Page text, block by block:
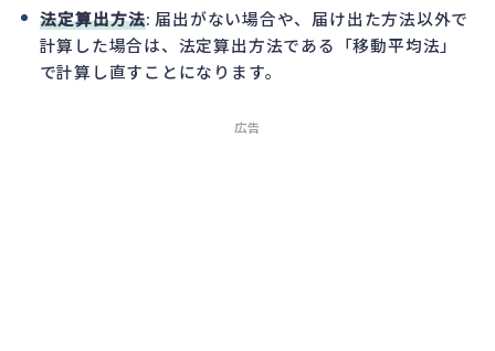
法定算出方法: 届出がない場合や、届け出た方法以外で
計算した場合は、法定算出方法である「移動平均法」
で計算し直すことになります。
広告